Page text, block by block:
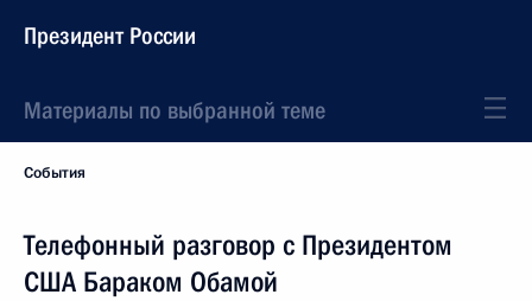
Президент России
Материалы по выбранной теме
События
Телефонный разговор с Президентом
США Бараком Обамой